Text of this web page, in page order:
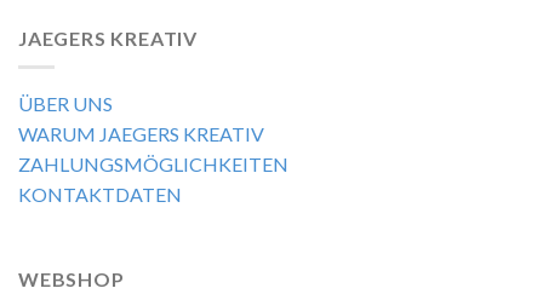
JAEGERS KREATIV
ÜBER UNS
WARUM JAEGERS KREATIV
ZAHLUNGSMÖGLICHKEITEN
KONTAKTDATEN
WEBSHOP